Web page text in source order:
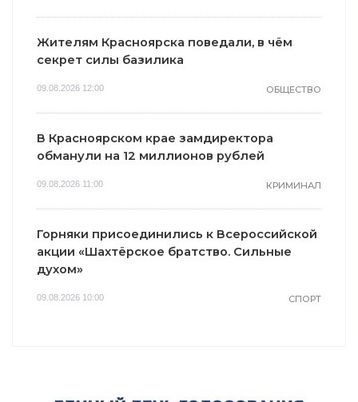
Жителям Красноярска поведали, в чём
секрет силы базилика
09.08.2026 12:00 ОБЩЕСТВО
В Красноярском крае замдиректора
обманули на 12 миллионов рублей
09.08.2026 11:00 КРИМИНАЛ
Горняки присоединились к Всероссийской
акции «Шахтёрское братство. Сильные
духом»
09.08.2026 10:00 СПОРТ